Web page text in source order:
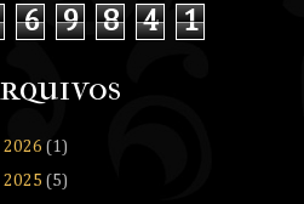
6 9 8 4 1
2026 (1)
2025 (5)